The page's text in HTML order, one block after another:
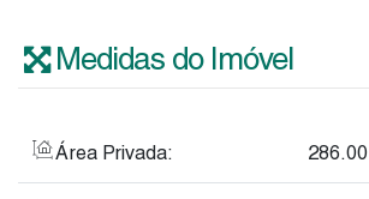
Medidas do Imóvel
Área Privada: 286.00